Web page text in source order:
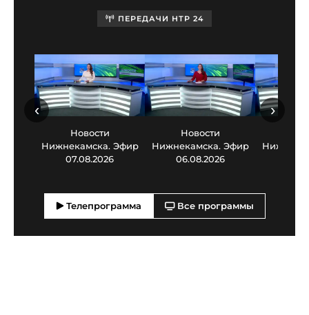
ПЕРЕДАЧИ НТР 24
Новости
Нижнекамска. Эфир
07.08.2026
Новости
Нижнекамска. Эфир
06.08.2026
‹ ›
Телепрограмма Все программы